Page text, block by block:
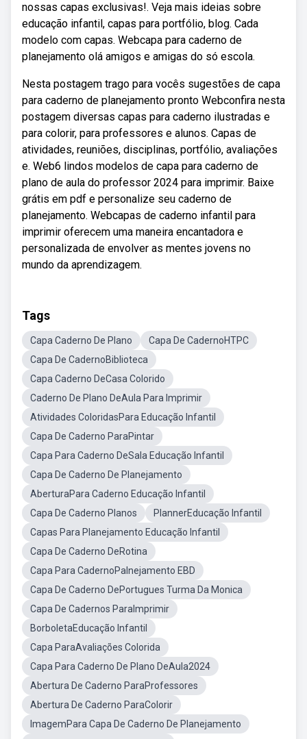
nossas capas exclusivas!. Veja mais ideias sobre
educação infantil, capas para portfólio, blog. Cada
modelo com capas. Webcapa para caderno de
planejamento olá amigos e amigas do só escola.
Nesta postagem trago para vocês sugestões de capa
para caderno de planejamento pronto Webconfira nesta
postagem diversas capas para caderno ilustradas e
para colorir, para professores e alunos. Capas de
atividades, reuniões, disciplinas, portfólio, avaliações
e. Web6 lindos modelos de capa para caderno de
plano de aula do professor 2024 para imprimir. Baixe
grátis em pdf e personalize seu caderno de
planejamento. Webcapas de caderno infantil para
imprimir oferecem uma maneira encantadora e
personalizada de envolver as mentes jovens no
mundo da aprendizagem.
Tags
Capa Caderno De Plano
Capa De CadernoHTPC
Capa De CadernoBiblioteca
Capa Caderno DeCasa Colorido
Caderno De Plano DeAula Para Imprimir
Atividades ColoridasPara Educação Infantil
Capa De Caderno ParaPintar
Capa Para Caderno DeSala Educação Infantil
Capa De Caderno De Planejamento
AberturaPara Caderno Educação Infantil
Capa De Caderno Planos
PlannerEducação Infantil
Capas Para Planejamento Educação Infantil
Capa De Caderno DeRotina
Capa Para CadernoPalnejamento EBD
Capa De Caderno DePortugues Turma Da Monica
Capa De Cadernos ParaImprimir
BorboletaEducação Infantil
Capa ParaAvaliações Colorida
Capa Para Caderno De Plano DeAula2024
Abertura De Caderno ParaProfessores
Abertura De Caderno ParaColorir
ImagemPara Capa De Caderno De Planejamento